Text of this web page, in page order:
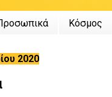
Κόσμος
2020